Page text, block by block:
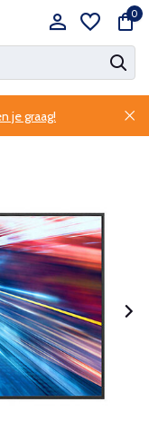
0
je graag!